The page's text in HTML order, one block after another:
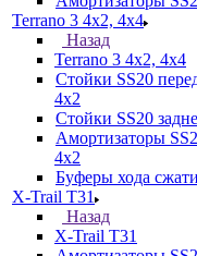
Terrano 3 4х2, 4х4
Назад
Terrano 3 4х2, 4х4
Стойки SS20
4x2
Стойки SS20
Амортизаторы
4х2
Буферы хода
X-Trail T31
Назад
X-Trail T31